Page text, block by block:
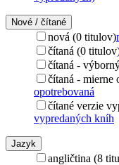
Nové / čítané
nová (0 titulov)
čítaná (0
čítaná -
čítaná - mierne
opotrebovaná
čítané verzie
vypredaných kníh
Jazyk
angličtina (8